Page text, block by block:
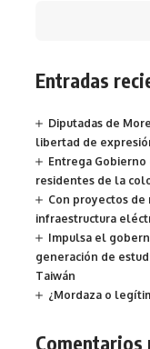
Entradas
Diputadas de
libertad de
Entrega
residentes de la
Con proyectos de
infraestructura
Impulsa el
generación de
Taiwán
¿Mordaza o
Comentarios